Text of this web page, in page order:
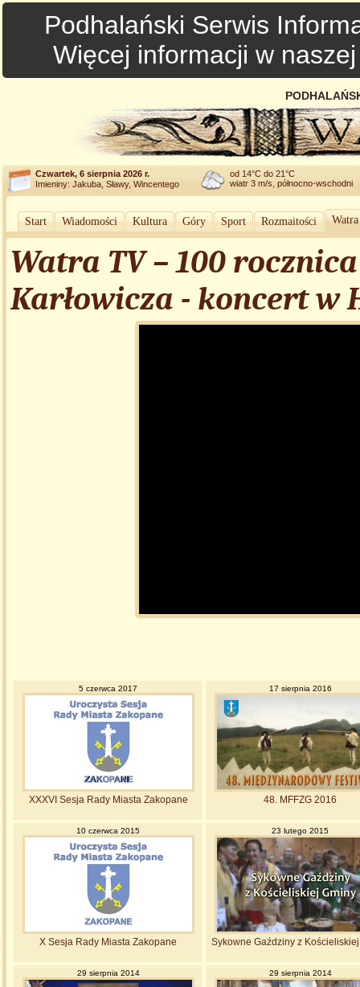
Podhalański Serwis
Więcej informacji w
Czwartek, 6 sierpnia 2026 r.
Imieniny: Jakuba, Sławy, Wincentego
od 14°C do 21°C
wiatr 3 m/s, północno-wschodni
Start Wiadomości Kultura Góry Sport Rozmaitości
Watra TV – 100
Karłowicza - koncert w
5 czerwca 2017
XXXVI Sesja Rady Miasta Zakopane
17 sierpnia 2016
48. MFFZG 2016
10 czerwca 2015
X Sesja Rady Miasta Zakopane
23 lutego 2015
Sykowne Gaździny z
29 sierpnia 2014 29 sierpnia 2014